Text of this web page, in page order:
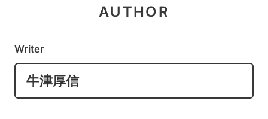
AUTHOR
Writer
牛津厚信